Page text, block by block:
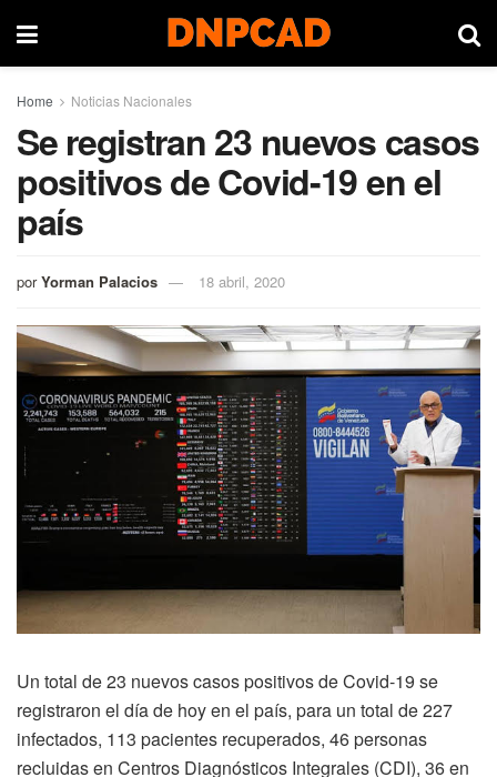
Home Noticias Nacionales
Se registran 23 nuevos casos
positivos de Covid-19 en el
país
por Yorman Palacios 18 abril, 2020
Un total de 23 nuevos casos positivos de Covid-19 se
registraron el día de hoy en el país, para un total de 227
infectados, 113 pacientes recuperados, 46 personas
recluidas en Centros Diagnósticos Integrales (CDI), 36 en